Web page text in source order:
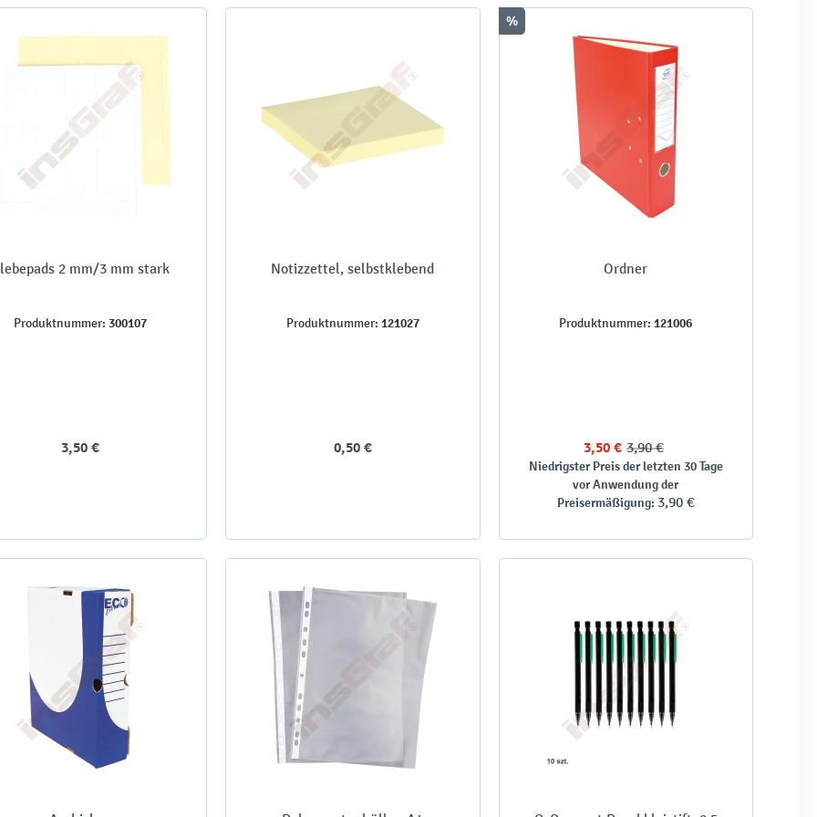
2 mm/3 mm stark
Produktnummer: 300107
3,50 €
Notizzettel, selbstklebend
Produktnummer: 121027
0,50 €
%
Ordner
Produktnummer: 121006
3,50 € 3,90 €
Niedrigster Preis der letzten 30 Tage
vor Anwendung der
Preisermäßigung: 3,90 €